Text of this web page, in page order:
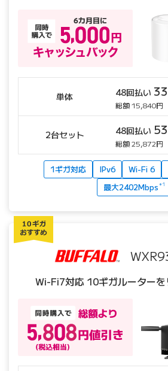
単体 48回払い
総額 15,840円
2台セット 48回払い
総額 25,872円
1ギガ対応 IPv6 Wi-Fi 6
最大2402Mbps ＊1
Wi-Fi7対応 10ギガルーターを